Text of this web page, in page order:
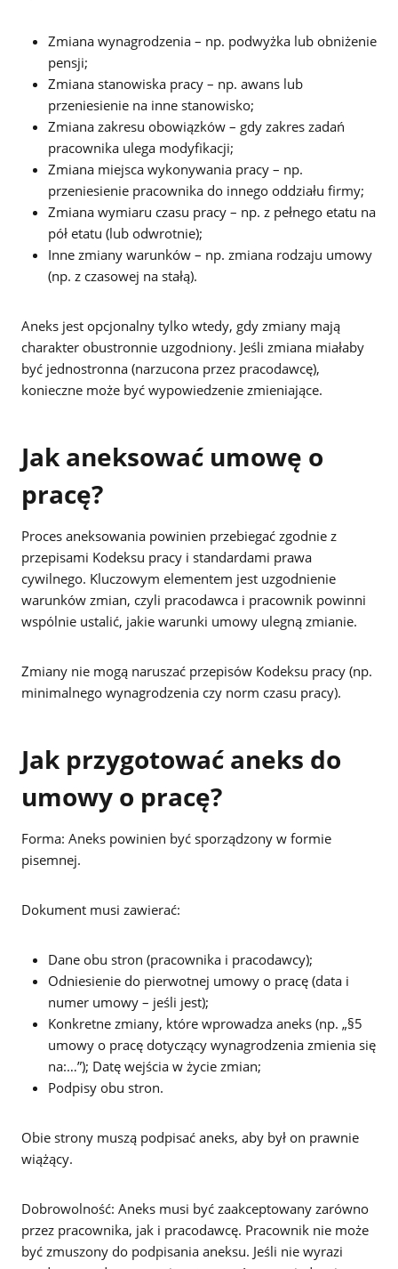
Zmiana wynagrodzenia – np. podwyżka lub obniżenie
pensji;
Zmiana stanowiska pracy – np. awans lub
przeniesienie na inne stanowisko;
Zmiana zakresu obowiązków – gdy zakres zadań
pracownika ulega modyfikacji;
Zmiana miejsca wykonywania pracy – np.
przeniesienie pracownika do innego oddziału firmy;
Zmiana wymiaru czasu pracy – np. z pełnego etatu na
pół etatu (lub odwrotnie);
Inne zmiany warunków – np. zmiana rodzaju umowy
(np. z czasowej na stałą).
Aneks jest opcjonalny tylko wtedy, gdy zmiany mają
charakter obustronnie uzgodniony. Jeśli zmiana miałaby
być jednostronna (narzucona przez pracodawcę),
konieczne może być wypowiedzenie zmieniające.
Jak aneksować umowę o
pracę?
Proces aneksowania powinien przebiegać zgodnie z
przepisami Kodeksu pracy i standardami prawa
cywilnego. Kluczowym elementem jest uzgodnienie
warunków zmian, czyli pracodawca i pracownik powinni
wspólnie ustalić, jakie warunki umowy ulegną zmianie.
Zmiany nie mogą naruszać przepisów Kodeksu pracy (np.
minimalnego wynagrodzenia czy norm czasu pracy).
Jak przygotować aneks do
umowy o pracę?
Forma: Aneks powinien być sporządzony w formie
pisemnej.
Dokument musi zawierać:
Dane obu stron (pracownika i pracodawcy);
Odniesienie do pierwotnej umowy o pracę (data i
numer umowy – jeśli jest);
Konkretne zmiany, które wprowadza aneks (np. „§5
umowy o pracę dotyczący wynagrodzenia zmienia się
na:…”); Datę wejścia w życie zmian;
Podpisy obu stron.
Obie strony muszą podpisać aneks, aby był on prawnie
wiążący.
Dobrowolność: Aneks musi być zaakceptowany zarówno
przez pracownika, jak i pracodawcę. Pracownik nie może
być zmuszony do podpisania aneksu. Jeśli nie wyrazi